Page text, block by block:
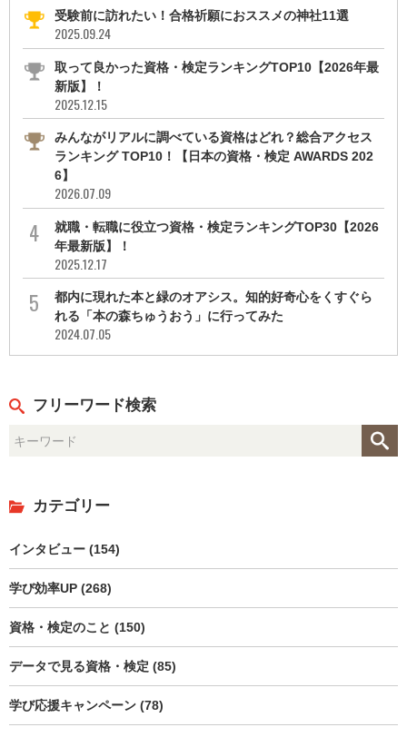
受験前に訪れたい！合格祈願におススメの神社11選
2025.09.24
取って良かった資格・検定ランキングTOP10【2026年最
新版】！
2025.12.15
みんながリアルに調べている資格はどれ？総合アクセス
ランキング TOP10！【日本の資格・検定 AWARDS 202
6】
2026.07.09
就職・転職に役立つ資格・検定ランキングTOP30【2026
年最新版】！
2025.12.17
都内に現れた本と緑のオアシス。知的好奇心をくすぐら
れる「本の森ちゅうおう」に行ってみた
2024.07.05
フリーワード検索
カテゴリー
インタビュー (154)
学び効率UP (268)
資格・検定のこと (150)
データで見る資格・検定 (85)
学び応援キャンペーン (78)